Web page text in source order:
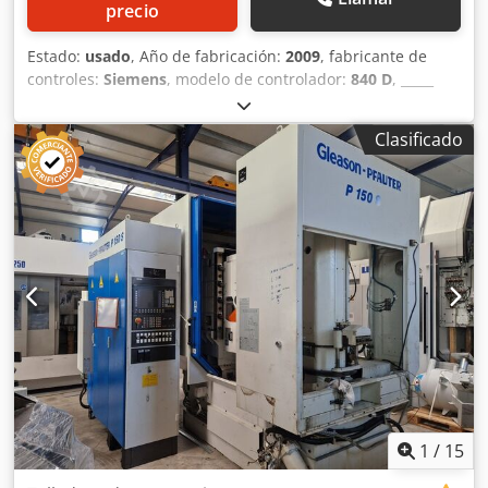
precio
Estado: usado, Año de fabricación: 2009, fabricante de
controles: Siemens, modelo de controlador: 840 D, _____
Descripción: General: Año de fabricación: 2009 Control:
Siemens 840 D Diámetro exterior de la dentadura: 1.200
mm Diámetro interior de la dentadura: 1.200 mm Anchura
máxima de la dentadura: 260 mm Diámetro máximo de la
pieza de trabajo: 1.500 mm Estructura de la máquina:
Recorrido: 600 mm Ajuste lateral: +/- 60 mm Cabezal de
indexación: Diámetro del husillo de indexación: 125 mm
Portaherramientas: SK 45 Distancia entre el husillo de
indexación y la mesa: 0 - 820 mm Carrera: 270 mm Módulo
máximo: 16 mm Diámetro máximo de la herramienta: 300
mm Velocidad máxima del disco de indexación: 25 RPM
Mesa: Diámetro de la mesa: 900 mm Diámetro del orificio
de la mesa: 320 mm Profundidad del orificio: 520 mm
Velocidad máxima: 12 RPM Carga máxima de la mesa: 95
kN Equipamiento / Accesorios: Extracción de virutas: 2
transportadores de banda magnética Suministro de
refrigerante: sistema de aceite de corte con filtro y control
Clasificado
1 / 15